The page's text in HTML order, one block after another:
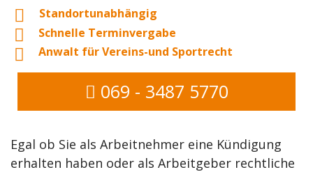
Standortunabhängig
Schnelle Terminvergabe
Anwalt für Vereins-und Sportrecht
069 - 3487 5770
Egal ob Sie als Arbeitnehmer eine Kündigung
erhalten haben oder als Arbeitgeber rechtliche